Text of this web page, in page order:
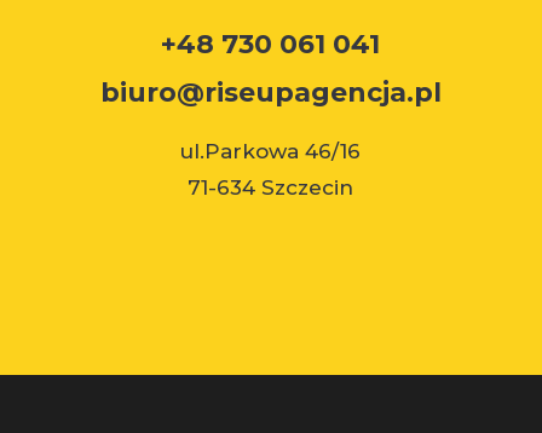
+48 730 061 041
biuro@riseupagencja.pl
ul.Parkowa 46/16
71-634 Szczecin